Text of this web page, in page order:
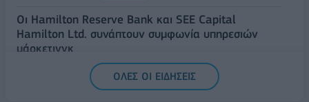
Οι Hamilton Reserve Bank και SEE Capital
Hamilton Ltd. συνάπτουν συμφωνία υπηρεσιών
μάρκετινγκ
ΕΠΙΧΕΙΡΗΣΕΙΣ
Χρηματιστήριο Αθηνών: Εβδομαδιαία άνοδος
ΟΛΕΣ ΟΙ ΕΙΔΗΣΕΙΣ